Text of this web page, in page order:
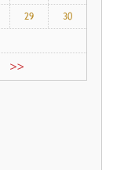
29
30